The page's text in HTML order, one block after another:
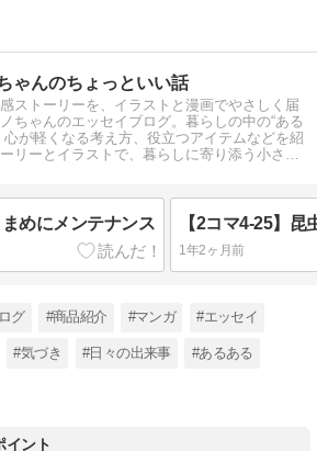
ゃんのちょっといい話
ストーリーを、イラストと漫画でやさしく届
ちゃんのエッセイブログ。暮らしの中の“ある
心が軽くなる考え方、役立つアイテムなどを紹
リーとイラストで、暮らしに寄り添う小さな
まめにメンテナンス 【2コマ4-25】
1年2ヶ月前
グ #商品紹介 #マンガ #エッセイ
#気づき #日々の出来事 #あるある
イント